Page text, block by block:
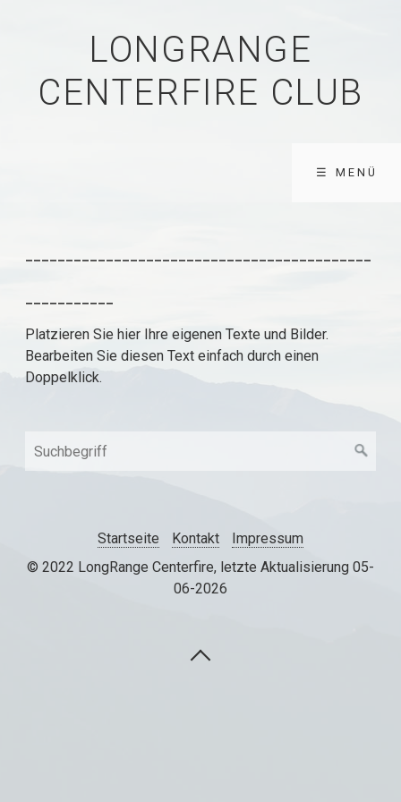
LONGRANGE
CENTERFIRE CLUB
☰ MENÜ
-------------------------------------------
-----------
Platzieren Sie hier Ihre eigenen Texte und Bilder.
Bearbeiten Sie diesen Text einfach durch einen
Doppelklick.
Startseite Kontakt
Impressum
© 2022 LongRange Centerfire, letzte Aktualisierung 05-
06-2026